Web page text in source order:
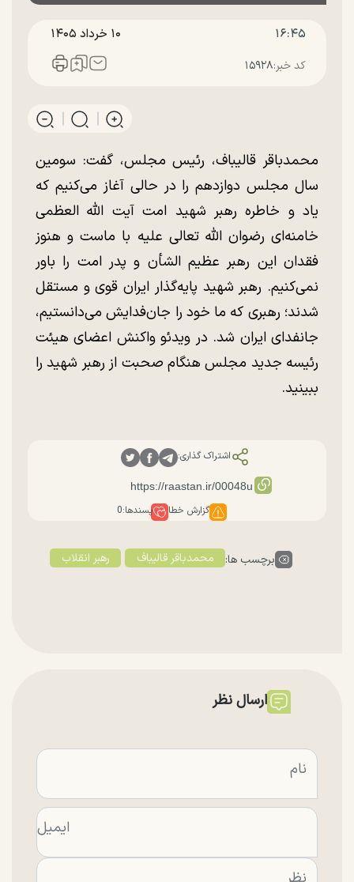
۱۶:۴۵ ۱۰ خرداد ۱۴۰۵
کد خبر:۱۵۹۲۸
محمدباقر قالیباف، رئیس مجلس، گفت: سومین
سال مجلس دوازدهم را در حالی آغاز می‌کنیم که
یاد و خاطره رهبر شهید امت آیت الله العظمی
خامنه‌ای رضوان الله تعالی علیه با ماست و هنوز
فقدان این رهبر عظیم الشأن و پدر امت را باور
نمی‌کنیم. رهبر شهید پایه‌گذار ایران قوی و مستقل
شدند؛ رهبری که ما خود را جان‌فدایش می‌دانستیم،
جانفدای ایران شد. در ویدئو واکنش اعضای هیئت
رئیسه جدید مجلس هنگام صحبت از رهبر شهید را
ببینید.
اشتراک گذاری:
گزارش خطا پسندها:0
برچسب ها: محمدباقر قالیباف رهبر انقلاب
ارسال نظر